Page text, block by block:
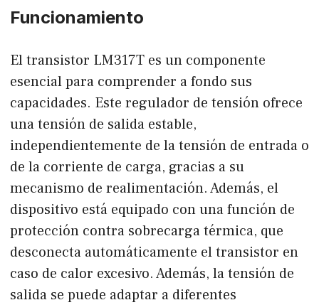
Funcionamiento
El transistor LM317T es un componente
esencial para comprender a fondo sus
capacidades. Este regulador de tensión ofrece
una tensión de salida estable,
independientemente de la tensión de entrada o
de la corriente de carga, gracias a su
mecanismo de realimentación. Además, el
dispositivo está equipado con una función de
protección contra sobrecarga térmica, que
desconecta automáticamente el transistor en
caso de calor excesivo. Además, la tensión de
salida se puede adaptar a diferentes